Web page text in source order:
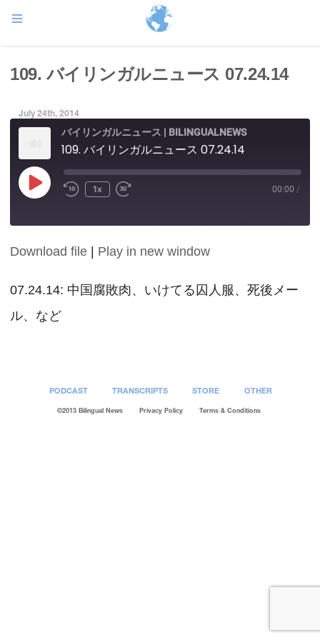
109. バイリンガルニュース 07.24.14
July 24th, 2014
バイリンガルニュース | BILINGUALNEWS
109. バイリンガルニュース 07.24.14
Play
Episode
1x 00:00 /
SHARE
LINK
EMBED
Download file Play in new window
07.24.14: 中国腐敗肉、いけてる囚人服、死後メー
ル、など
PODCAST TRANSCRIPTS STORE OTHER
©2013 Bilingual News Privacy Policy Terms & Conditions